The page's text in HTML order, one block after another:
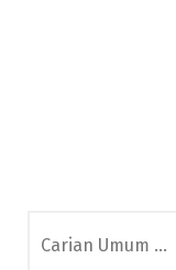
for: